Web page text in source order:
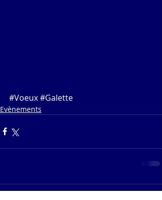
#Voeux#Galette
Evènements